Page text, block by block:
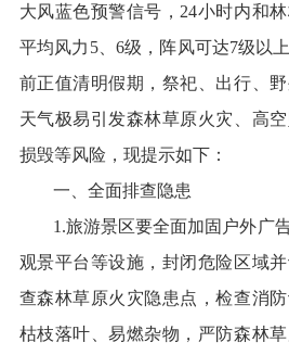
大风蓝色预警信号，24小时内和
平均风力5、6级，阵风可达7级以
前正值清明假期，祭祀、出行、
天气极易引发森林草原火灾、高
损毁等风险，现提示如下：
一、全面排查隐患
1.旅游景区要全面加固户外广
观景平台等设施，封闭危险区域
查森林草原火灾隐患点，检查消
枯枝落叶、易燃杂物，严防森林